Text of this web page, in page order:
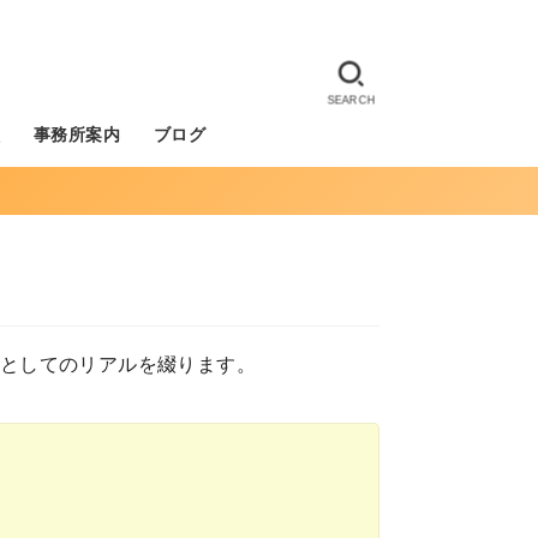
事務所案内 ブログ
SEARCH
してのリアルを綴ります。